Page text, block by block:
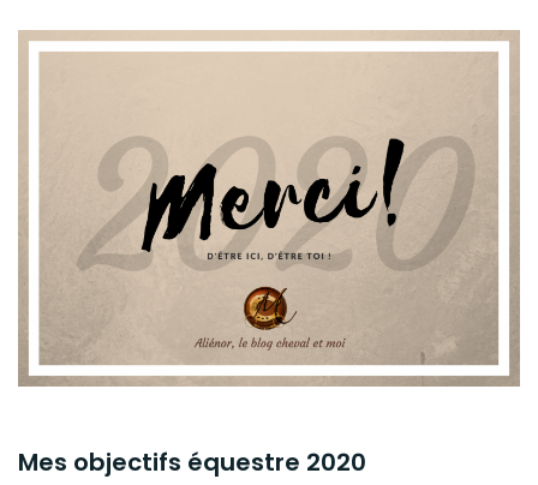
Mes objectifs équestre 2020